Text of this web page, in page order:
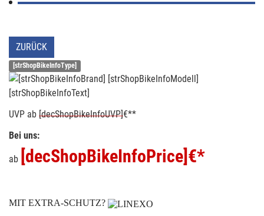
ZURÜCK
[strShopBikeInfoType]
[strShopBikeInfoText]
UVP ab [decShopBikeInfoUVP]€**
Bei uns:
ab [decShopBikeInfoPrice] €*
MIT EXTRA-SCHUTZ?